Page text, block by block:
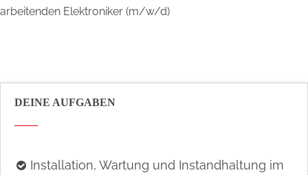
arbeitenden Elektroniker (m/w/d)
DEINE AUFGABEN
In­stal­la­ti­on, War­tung und In­stand­hal­tung im